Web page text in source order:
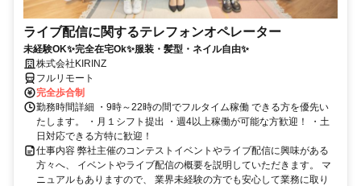
ライブ配信に関するテレフォンオペレーター
未経験OK✨完全在宅Ok✨服装・髪型・ネイル自由✨
株式会社KIRINZ
フルリモート
完全歩合制
勤務時間詳細 ・9時～22時の間でフルタイム稼働 できる方を優先い
たします。 ・月１シフト提出 ・週4以上稼働が可能な方歓迎！ ・土
日対応できる方特に歓迎！
仕事内容 弊社主催のコンテストイベントやライブ配信に興味がある
方々へ、 イベントやライブ配信の概要を説明していただきます。 マ
ニュアルもありますので、 業界未経験の方でも安心して業務に取り